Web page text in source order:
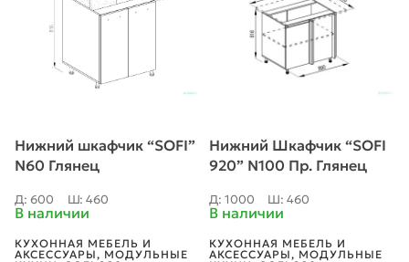
Нижний шкафчик “SOFI”
N60 Глянец
Д: 600 Ш: 460
В наличии
КУХОННАЯ МЕБЕЛЬ И
АКСЕССУАРЫ, МОДУЛЬНЫЕ
Нижний Шкафчик “SOFI
920” N100 Пр. Глянец
Д: 1000 Ш: 460
В наличии
КУХОННАЯ МЕБЕЛЬ И
АКСЕССУАРЫ, МОДУЛЬНЫЕ